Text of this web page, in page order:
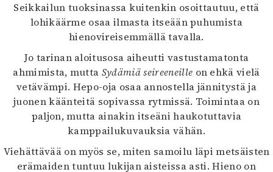
Seikkailun tuoksinassa kuitenkin osoittautuu, että
lohikäärme osaa ilmasta itseään puhumista
hienovireisemmällä tavalla.
Jo tarinan aloitusosa aiheutti vastustamatonta
ahmimista, mutta Sydämiä seireeneille on ehkä vielä
vetävämpi. Hepo-oja osaa annostella jännitystä ja
juonen käänteitä sopivassa rytmissä. Toimintaa on
paljon, mutta ainakin itseäni haukotuttavia
kamppailukuvauksia vähän.
Viehättävää on myös se, miten samoilu läpi metsäisten
erämaiden tuntuu lukijan aisteissa asti. Hieno on